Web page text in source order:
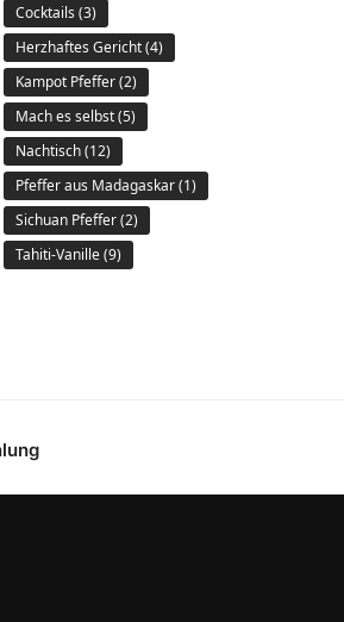
Cocktails (3)
Herzhaftes Gericht(4)
Kampot Pfeffer(2)
Mach es selbst(5)
Nachtisch(12)
Pfeffer aus Madagaskar(1)
Sichuan Pfeffer(2)
Tahiti-Vanille(9)